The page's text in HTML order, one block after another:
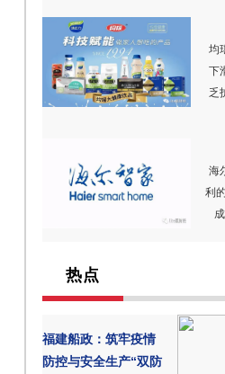
均
下
乏
海
利
热点
福建船政：筑牢疫情
防控与安全生产“双防